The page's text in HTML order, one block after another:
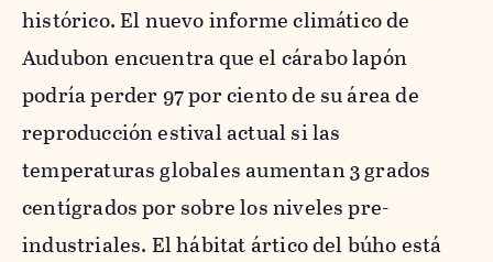
histórico. El nuevo informe climático de
Audubon encuentra que el cárabo lapón
podría perder 97 por ciento de su área de
reproducción estival actual si las
temperaturas globales aumentan 3 grados
centígrados por sobre los niveles pre-
industriales. El hábitat ártico del búho está